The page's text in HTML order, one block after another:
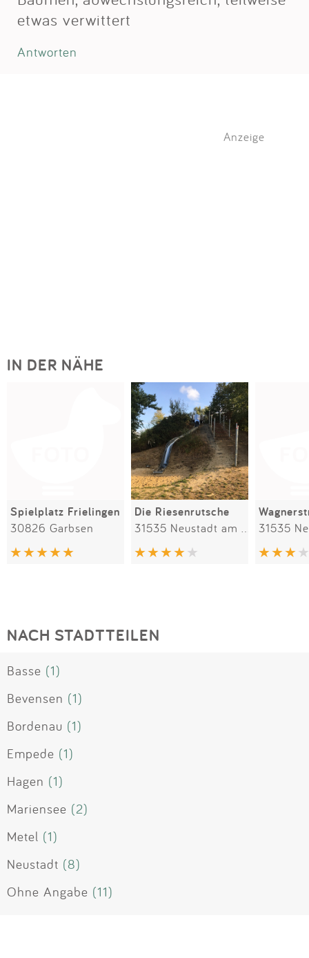
etwas verwittert
Antworten
Anzeige
IN DER NÄHE
Spielplatz Frielingen
30826 Garbsen
Die Riesenrutsche
NACH STADTTEILEN
Basse (1)
Bevensen (1)
Bordenau (1)
Empede (1)
Hagen (1)
Mariensee (2)
Metel (1)
Neustadt (8)
Ohne Angabe (11)